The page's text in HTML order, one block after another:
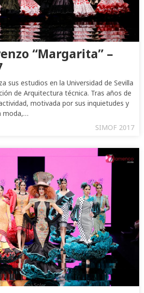
“Margarita” –
sus estudios en la Universidad de Sevilla
de Arquitectura técnica. Tras años de
motivada por sus inquietudes y
moda,…
SIMOF 2017